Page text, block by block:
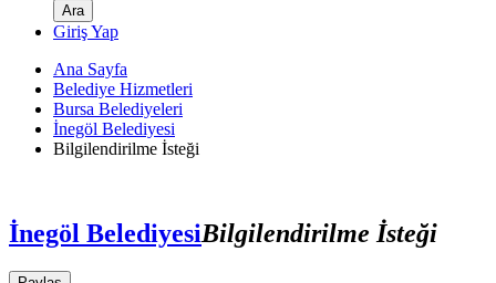
Giriş Yap
Ana Sayfa
Belediye Hizmetleri
Bursa Belediyeleri
İnegöl Belediyesi
Bilgilendirilme İsteği
İnegöl BelediyesiBilgilendirilme İsteği